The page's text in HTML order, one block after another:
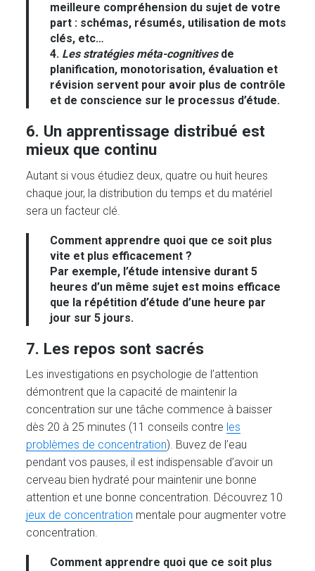
meilleure compréhension du sujet de votre
part : schémas, résumés, utilisation de mots
clés, etc…
4. Les stratégies méta-cognitivesde
planification, monotorisation, évaluation et
révision servent pour avoir plus de contrôle
et de conscience sur le processus d’étude.
6. Un apprentissage distribué est
mieux que continu
Autant si vous étudiez deux, quatre ou huit heures
chaque jour, la distribution du temps et du matériel
sera un facteur clé.
Comment apprendre quoi que ce soit plus
vite et plus efficacement ?
Par exemple, l’étude intensive durant 5
heures d’un même sujet est moins efficace
que la répétition d’étude d’une heure par
jour sur 5 jours.
7. Les repos sont sacrés
Les investigations en psychologie de l’attention
démontrent que la capacité de maintenir la
concentration sur une tâche commence à baisser
dès 20 à 25 minutes (11 conseils contre les
problèmes de concentration). Buvez de l’eau
pendant vos pauses, il est indispensable d’avoir un
cerveau bien hydraté pour maintenir une bonne
attention et une bonne concentration. Découvrez 10
jeux de concentration mentale pour augmenter votre
concentration.
Comment apprendre quoi que ce soit plus